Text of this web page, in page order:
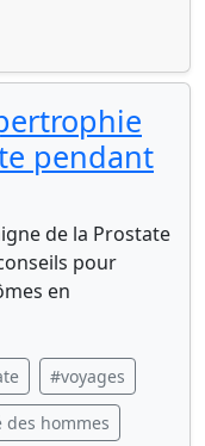
pendant
de la Prostate
pour
en
#voyages
des hommes